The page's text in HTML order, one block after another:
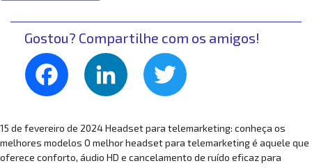
Gostou? Compartilhe com os amigos!
Facebook LinkedIn
15 de fevereiro de 2024 Headset para telemarketing: conheça os
melhores modelos O melhor headset para telemarketing é aquele que
oferece conforto, áudio HD e cancelamento de ruído eficaz para